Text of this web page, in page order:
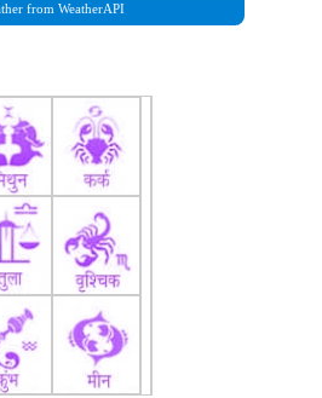
शुभमन गिल, विराट कोहली, केएल
खान, ऋषभ पंत, नीतीश कुमार रेड्डी,
सिराज, जसप्रीत बुमराह, युजवेंद्र चहल
है साउथ अफ्रीका के खिलाफ होने वाली
ऐसी हो सकती हैं। हालांकि अभी इस
ऐलान नहीं हुआ है।
from WeatherAPI